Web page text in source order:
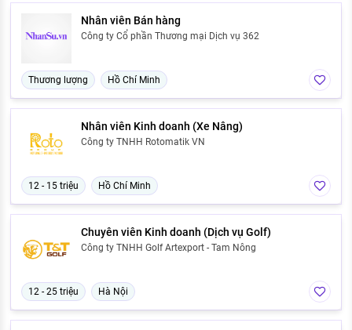
Nhân viên Bán hàng
Công ty Cổ phần Thương mại Dịch vụ 362
Thương lượng Hồ Chí Minh
Nhân viên Kinh doanh (Xe Nâng)
Công ty TNHH Rotomatik VN
12 - 15 triệu Hồ Chí Minh
Chuyên viên Kinh doanh (Dịch vụ Golf)
Công ty TNHH Golf Artexport - Tam Nông
12 - 25 triệu Hà Nội